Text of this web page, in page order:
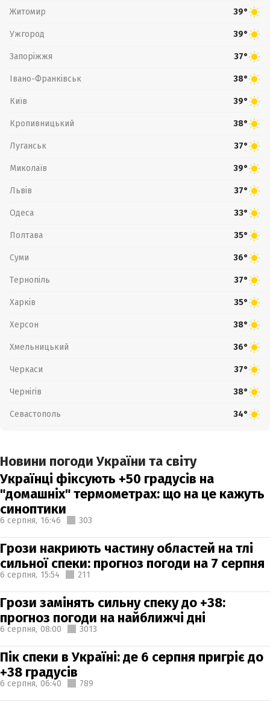
Житомир 39°
Ужгород 39°
Запоріжжя 37°
Івано-Франківськ 38°
Київ 39°
Кропивницький 38°
Луганськ 37°
Миколаїв 39°
Львів 37°
Одеса 33°
Полтава 35°
Суми 36°
Тернопіль 37°
Харків 35°
Херсон 38°
Хмельницький 36°
Черкаси 37°
Чернігів 38°
Севастополь 34°
Новини погоди України та світу
Українці фіксують +50 градусів на
"домашніх" термометрах: що на це кажуть
синоптики
6 серпня, 16:46 303
Грози накриють частину областей на тлі
сильної спеки: прогноз погоди на 7 серпня
6 серпня, 15:54 211
Грози замінять сильну спеку до +38:
прогноз погоди на найближчі дні
6 серпня, 08:00 3013
Пік спеки в Україні: де 6 серпня пригріє до
+38 градусів
6 серпня, 06:40 789